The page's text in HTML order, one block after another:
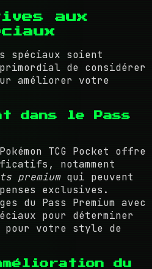
aux
spéciaux soient
de considérer
améliorer votre
dans le Pass
TCG Pocket offre
notamment
premiumqui peuvent
exclusives.
du Pass Premium avec
pour déterminer
votre style de
du